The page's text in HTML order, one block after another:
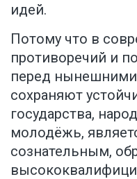
идей.
Потому что в
противоречий и
перед
сохраняют
государства,
молодёжь,
сознательным,